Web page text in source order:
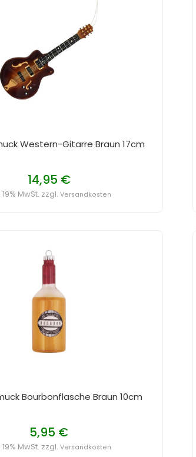
Western-Gitarre Braun 17cm
14,95 €
19% MwSt. zzgl.Versandkosten
Bourbonflasche Braun 10cm
5,95 €
19% MwSt. zzgl.Versandkosten